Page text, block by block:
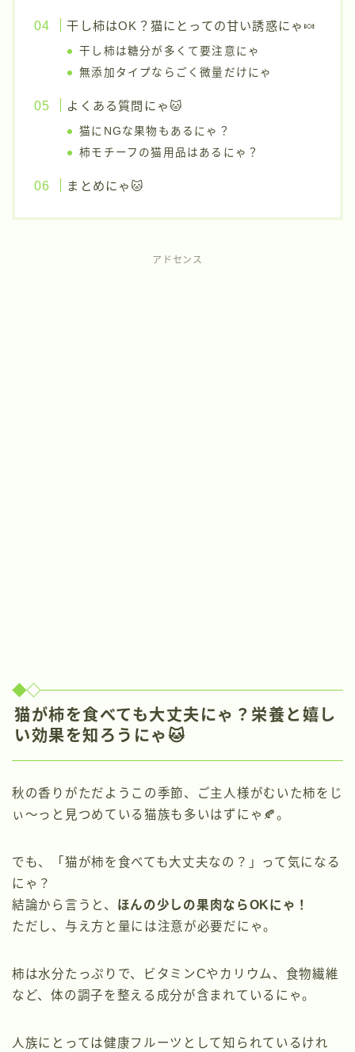
干し柿はOK？猫にとっての甘い誘惑にゃ🍬
干し柿は糖分が多くて要注意にゃ
無添加タイプならごく微量だけにゃ
よくある質問にゃ🐱
猫にNGな果物もあるにゃ？
柿モチーフの猫用品はあるにゃ？
まとめにゃ🐱
アドセンス
猫が柿を食べても大丈夫にゃ？栄養と嬉し
い効果を知ろうにゃ🐱
秋の香りがただようこの季節、ご主人様がむいた柿をじ
ぃ〜っと見つめている猫族も多いはずにゃ🍂。
でも、「猫が柿を食べても大丈夫なの？」って気になる
にゃ？
結論から言うと、 ほんの少しの果肉ならOKにゃ！
ただし、与え方と量には注意が必要だにゃ。
柿は水分たっぷりで、ビタミンCやカリウム、食物繊維
など、体の調子を整える成分が含まれているにゃ。
人族にとっては健康フルーツとして知られているけれ